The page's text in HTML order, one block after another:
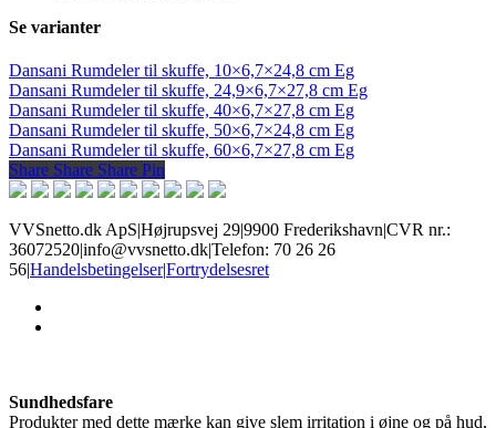
Se varianter
Dansani Rumdeler til skuffe, 10×6,7×24,8 cm Eg
Dansani Rumdeler til skuffe, 24,9×6,7×27,8 cm Eg
Dansani Rumdeler til skuffe, 40×6,7×27,8 cm Eg
Dansani Rumdeler til skuffe, 50×6,7×24,8 cm Eg
Dansani Rumdeler til skuffe, 60×6,7×27,8 cm Eg
Share
Share Share Share Pin
VVSnetto.dk ApS|Højrupsvej 29|9900 Frederikshavn|CVR nr.:
36072520|info@vvsnetto.dk|Telefon: 70 26 26
56|Handelsbetingelser|Fortrydelsesret
Sundhedsfare
Produkter med dette mærke kan give slem irritation i øjne og på hud,